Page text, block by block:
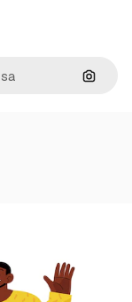
Cerca